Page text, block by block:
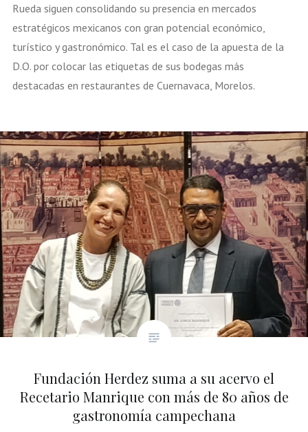
Rueda siguen consolidando su presencia en mercados
estratégicos mexicanos con gran potencial económico,
turístico y gastronómico. Tal es el caso de la apuesta de la
D.O. por colocar las etiquetas de sus bodegas más
destacadas en restaurantes de Cuernavaca, Morelos.
Fundación Herdez suma a su acervo el
Recetario Manrique con más de 80 años de
gastronomía campechana